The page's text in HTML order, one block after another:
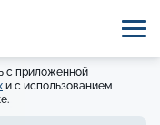
с приложенной
и с использованием